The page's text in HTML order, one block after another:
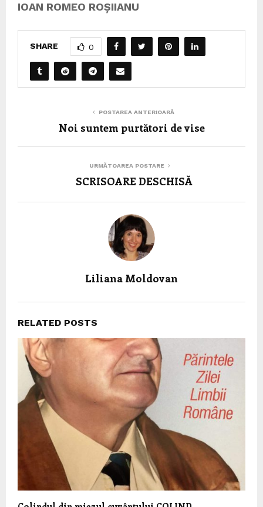
IOAN ROMEO ROȘIIANU
SHARE 0
POSTAREA ANTERIOARĂ
Noi suntem purtători de vise
URMĂTOAREA POSTARE
SCRISOARE DESCHISĂ
Liliana Moldovan
RELATED POSTS